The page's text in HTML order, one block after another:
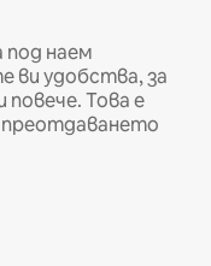
наем
ви удобства, за
повече. Това е